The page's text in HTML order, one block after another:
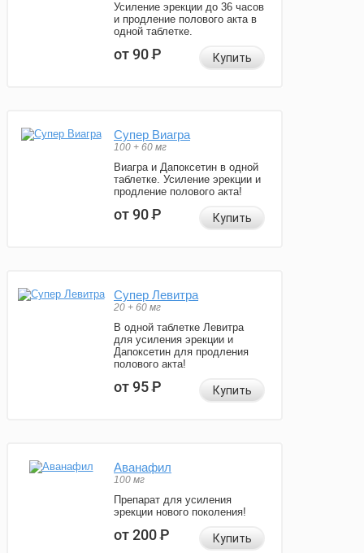
Усиление эрекции до 36 часов
и продление полового акта в
одной таблетке.
от 90Р Купить
Супер Виагра
100 + 60 мг
Виагра и Дапоксетин в одной
таблетке. Усиление эрекции и
продление полового акта!
от 90Р Купить
Супер Левитра
20 + 60 мг
В одной таблетке Левитра
для усиления эрекции и
Дапоксетин для продления
полового акта!
от 95Р Купить
Аванафил
100 мг
Препарат для усиления
эрекции нового поколения!
от 200Р Купить